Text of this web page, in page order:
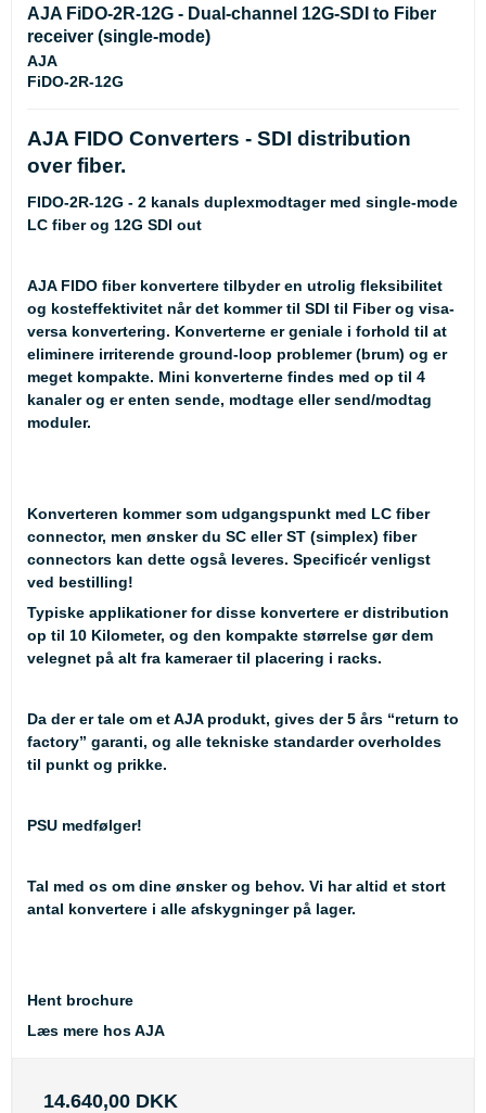
AJA FiDO-2R-12G - Dual-channel 12G-SDI to Fiber
receiver (single-mode)
AJA
FiDO-2R-12G
AJA FIDO Converters - SDI distribution
over fiber.
FIDO-2R-12G - 2 kanals duplexmodtager med single-mode
LC fiber og 12G SDI out
AJA FIDO fiber konvertere tilbyder en utrolig fleksibilitet
og kosteffektivitet når det kommer til SDI til Fiber og visa-
versa konvertering. Konverterne er geniale i forhold til at
eliminere irriterende ground-loop problemer (brum) og er
meget kompakte. Mini konverterne findes med op til 4
kanaler og er enten sende, modtage eller send/modtag
moduler.
Konverteren kommer som udgangspunkt med LC fiber
connector, men ønsker du SC eller ST (simplex) fiber
connectors kan dette også leveres. Specificér venligst
ved bestilling!
Typiske applikationer for disse konvertere er distribution
op til 10 Kilometer, og den kompakte størrelse gør dem
velegnet på alt fra kameraer til placering i racks.
Da der er tale om et AJA produkt, gives der 5 års “return to
factory” garanti, og alle tekniske standarder overholdes
til punkt og prikke.
PSU medfølger!
Tal med os om dine ønsker og behov. Vi har altid et stort
antal konvertere i alle afskygninger på lager.
Hent brochure
Læs mere hos AJA
14.640,00 DKK